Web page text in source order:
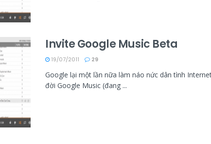
Invite Google Music Beta
19/07/2011 29
Google lại một lần nữa làm náo nức dân tình
đời Google Music (đang ...